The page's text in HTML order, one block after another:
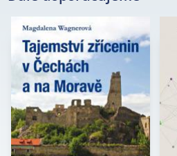
Autor:
Magdalena
Wagnerová
Edice:
mimo edice
Počet stran:
200
Formát:
160 x 230
Vazba:
V8a (pevná)
Obrazová
část:
Barevné fotografie